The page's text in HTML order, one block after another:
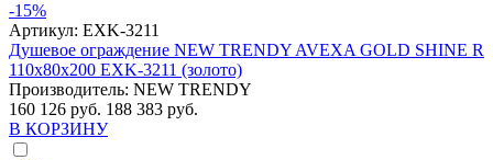
-15%
Артикул: EXK-3211
Душевое ограждение NEW TRENDY AVEXA GOLD SHINE R
110x80x200 EXK-3211 (золото)
Производитель: NEW TRENDY
160 126 руб. 188 383 руб.
В КОРЗИНУ